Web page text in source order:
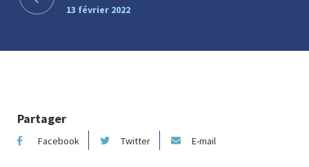
13 février 2022
Partager
Facebook Twitter E-mail